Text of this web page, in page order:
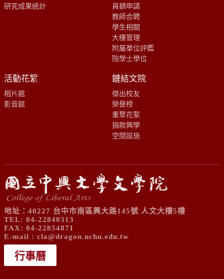
研究成果統計
員額申請
教師合聘
學生相關
大樓管理
附屬單位評鑑
院學士學位
活動花絮
相片館
影音館
鏈結文院
傑出校友
榮譽榜
重聚花絮
捐款興學
空間設施
地址：40227 台中市南區興大路145號 人文大樓5樓
TEL: 04-22840313
FAX: 04-22854871
E-mail : cla@dragon.nchu.edu.tw
行事曆